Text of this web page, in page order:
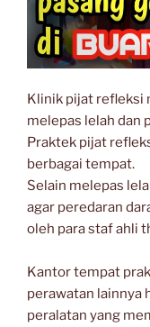
Klinik pijat refleksi
melepas lelah dan
Praktek pijat
berbagai tempat.
Selain melepas
agar peredaran
oleh para staf ahli
Kantor tempat
perawatan lainnya
peralatan yang